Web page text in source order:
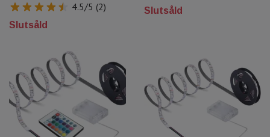
4.5/5 (2)
Slutsåld
Slutsåld